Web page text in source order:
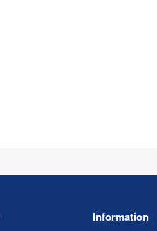
Information